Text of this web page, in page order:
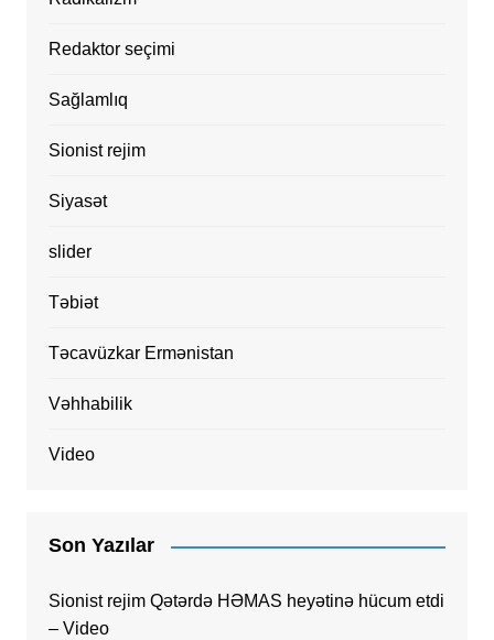
Redaktor seçimi
Sağlamlıq
Sionist rejim
Siyasət
slider
Təbiət
Təcavüzkar Ermənistan
Vəhhabilik
Video
Son Yazılar
Sionist rejim Qətərdə HƏMAS heyətinə hücum etdi
– Video